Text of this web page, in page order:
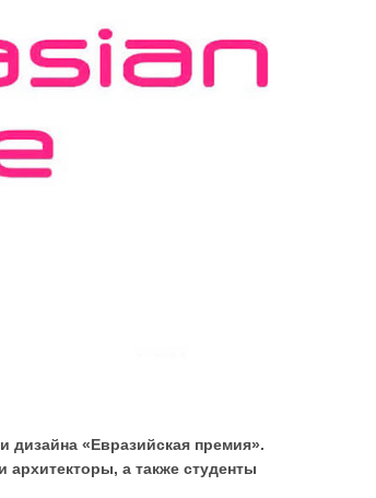
дизайна «Евразийская премия».
а также студенты